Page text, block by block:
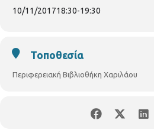
10/11/201718:30-19:30
Τοποθεσία
Περιφερειακή Βιβλιοθήκη Χαριλάου